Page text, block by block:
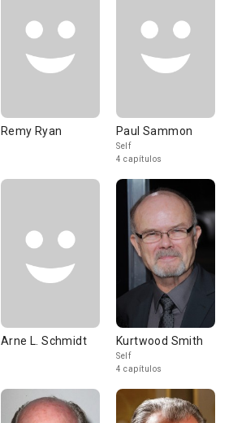
Remy Ryan Paul Sammon
Self
4 capítulos
Arne L. Schmidt Kurtwood Smith
Self
4 capítulos